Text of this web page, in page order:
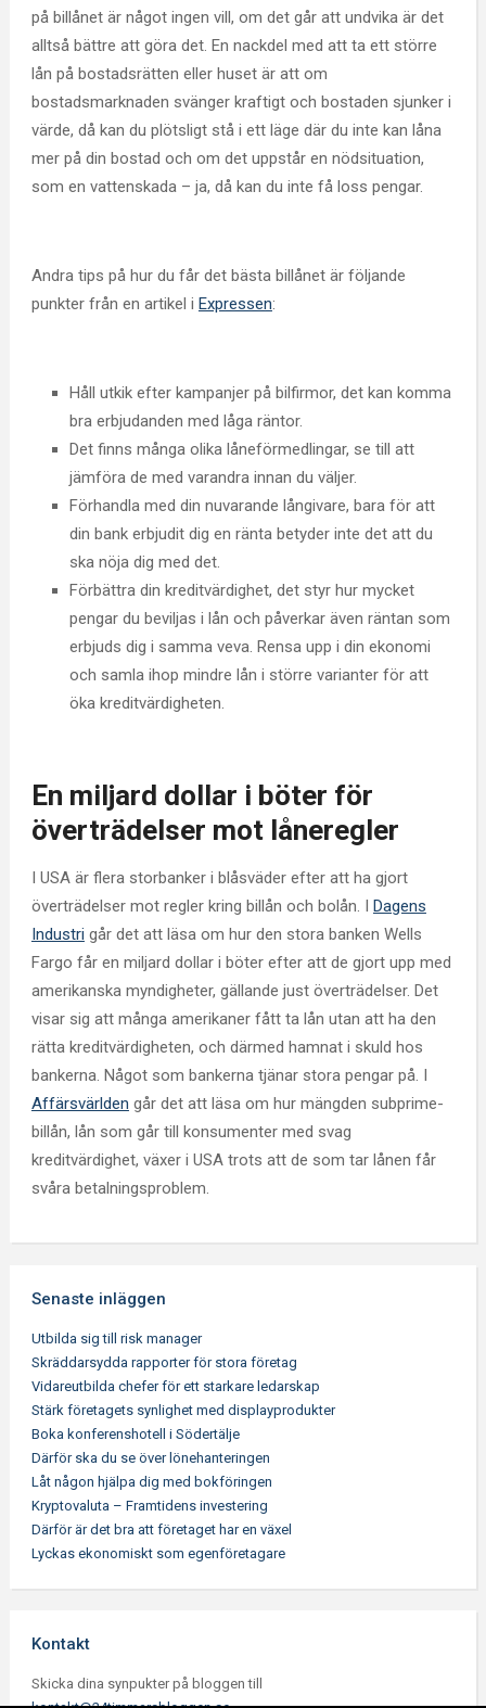
på billånet är något ingen vill, om det går att undvika är det
alltså bättre att göra det. En nackdel med att ta ett större
lån på bostadsrätten eller huset är att om
bostadsmarknaden svänger kraftigt och bostaden sjunker i
värde, då kan du plötsligt stå i ett läge där du inte kan låna
mer på din bostad och om det uppstår en nödsituation,
som en vattenskada – ja, då kan du inte få loss pengar.
Andra tips på hur du får det bästa billånet är följande
punkter från en artikel i Expressen:
Håll utkik efter kampanjer på bilfirmor, det kan komma
bra erbjudanden med låga räntor.
Det finns många olika låneförmedlingar, se till att
jämföra de med varandra innan du väljer.
Förhandla med din nuvarande långivare, bara för att
din bank erbjudit dig en ränta betyder inte det att du
ska nöja dig med det.
Förbättra din kreditvärdighet, det styr hur mycket
pengar du beviljas i lån och påverkar även räntan som
erbjuds dig i samma veva. Rensa upp i din ekonomi
och samla ihop mindre lån i större varianter för att
öka kreditvärdigheten.
En miljard dollar i böter för
överträdelser mot låneregler
I USA är flera storbanker i blåsväder efter att ha gjort
överträdelser mot regler kring billån och bolån. I Dagens
Industri går det att läsa om hur den stora banken Wells
Fargo får en miljard dollar i böter efter att de gjort upp med
amerikanska myndigheter, gällande just överträdelser. Det
visar sig att många amerikaner fått ta lån utan att ha den
rätta kreditvärdigheten, och därmed hamnat i skuld hos
bankerna. Något som bankerna tjänar stora pengar på. I
Affärsvärlden går det att läsa om hur mängden subprime-
billån, lån som går till konsumenter med svag
kreditvärdighet, växer i USA trots att de som tar lånen får
svåra betalningsproblem.
Senaste inläggen
Utbilda sig till risk manager
Skräddarsydda rapporter för stora företag
Vidareutbilda chefer för ett starkare ledarskap
Stärk företagets synlighet med displayprodukter
Boka konferenshotell i Södertälje
Därför ska du se över lönehanteringen
Låt någon hjälpa dig med bokföringen
Kryptovaluta – Framtidens investering
Därför är det bra att företaget har en växel
Lyckas ekonomiskt som egenföretagare
Kontakt
Skicka dina synpukter på bloggen till